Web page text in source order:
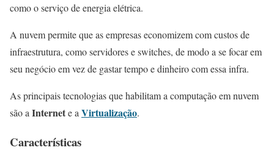
como o serviço de energia elétrica.
A nuvem permite que as empresas economizem com custos de
infraestrutura, como servidores e switches, de modo a se focar em
seu negócio em vez de gastar tempo e dinheiro com essa infra.
As principais tecnologias que habilitam a computação em nuvem
são a Internete a Virtualização.
Características